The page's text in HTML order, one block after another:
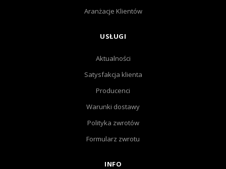
Aranżacje Klientów
USŁUGI
Aktualności
Satysfakcja klienta
Producenci
Warunki dostawy
Polityka zwrotów
Formularz zwrotu
INFO